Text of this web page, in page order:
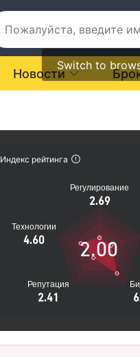
Switch to
Новости
Индекс рейтинга
Регулирование
2.69
Технологии
4.60
Репутация
2.41
2.00